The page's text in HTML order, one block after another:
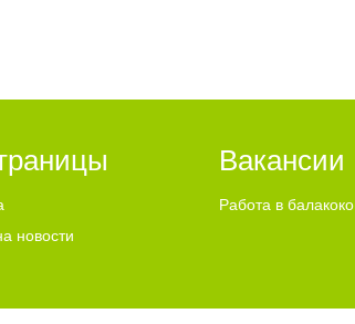
новости
Вакансии
Работа в балакоко